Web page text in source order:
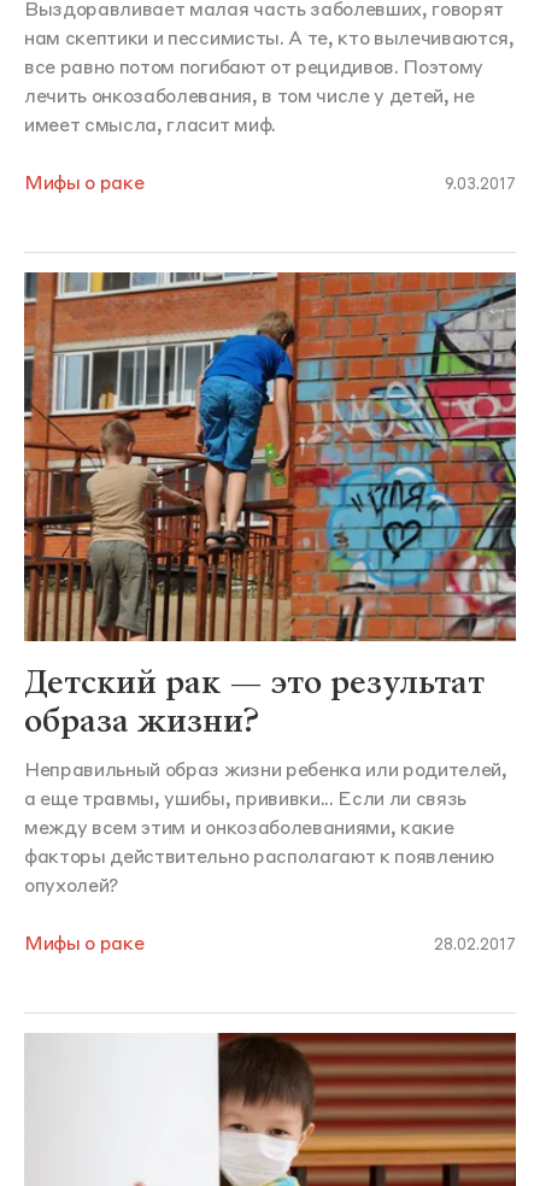
Выздоравливает малая часть заболевших, говорят
нам скептики и пессимисты. А те, кто вылечиваются,
все равно потом погибают от рецидивов. Поэтому
лечить онкозаболевания, в том числе у детей, не
имеет смысла, гласит миф.
Мифы о раке 9.03.2017
Детский рак — это результат
образа жизни?
Неправильный образ жизни ребенка или родителей,
а еще травмы, ушибы, прививки... Если ли связь
между всем этим и онкозаболеваниями, какие
факторы действительно располагают к появлению
опухолей?
Мифы о раке 28.02.2017